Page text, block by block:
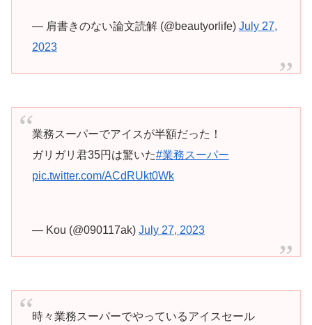
— 肩書きのない論文読解 (@beautyorlife) July 27,
2023
業務スーパーでアイスが半額だった！
ガリガリ君35円は驚いた#業務スーパー
pic.twitter.com/ACdRUkt0Wk
— Kou (@090117ak) July 27, 2023
時々業務スーパーでやっているアイスセール